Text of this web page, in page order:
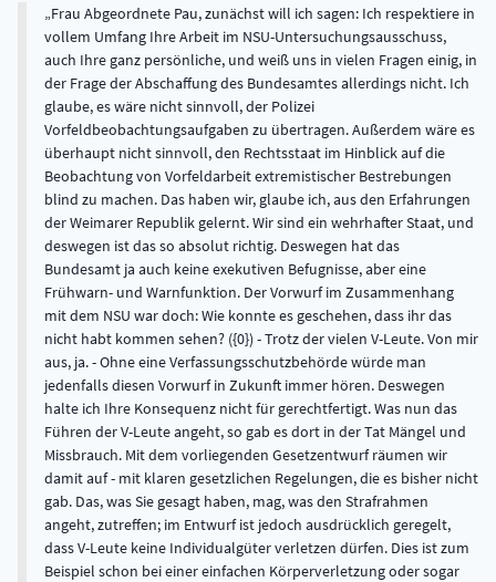
Frau Abgeordnete Pau, zunächst will ich sagen: Ich respektiere in
vollem Umfang Ihre Arbeit im NSU-Untersuchungsausschuss,
auch Ihre ganz persönliche, und weiß uns in vielen Fragen einig, in
der Frage der Abschaffung des Bundesamtes allerdings nicht. Ich
glaube, es wäre nicht sinnvoll, der Polizei
Vorfeldbeobachtungsaufgaben zu übertragen. Außerdem wäre es
überhaupt nicht sinnvoll, den Rechtsstaat im Hinblick auf die
Beobachtung von Vorfeldarbeit extremistischer Bestrebungen
blind zu machen. Das haben wir, glaube ich, aus den Erfahrungen
der Weimarer Republik gelernt. Wir sind ein wehrhafter Staat, und
deswegen ist das so absolut richtig. Deswegen hat das
Bundesamt ja auch keine exekutiven Befugnisse, aber eine
Frühwarn- und Warnfunktion. Der Vorwurf im Zusammenhang
mit dem NSU war doch: Wie konnte es geschehen, dass ihr das
nicht habt kommen sehen? ({0}) - Trotz der vielen V-Leute. Von mir
aus, ja. - Ohne eine Verfassungsschutzbehörde würde man
jedenfalls diesen Vorwurf in Zukunft immer hören. Deswegen
halte ich Ihre Konsequenz nicht für gerechtfertigt. Was nun das
Führen der V-Leute angeht, so gab es dort in der Tat Mängel und
Missbrauch. Mit dem vorliegenden Gesetzentwurf räumen wir
damit auf - mit klaren gesetzlichen Regelungen, die es bisher nicht
gab. Das, was Sie gesagt haben, mag, was den Strafrahmen
angeht, zutreffen; im Entwurf ist jedoch ausdrücklich geregelt,
dass V-Leute keine Individualgüter verletzen dürfen. Dies ist zum
Beispiel schon bei einer einfachen Körperverletzung oder sogar